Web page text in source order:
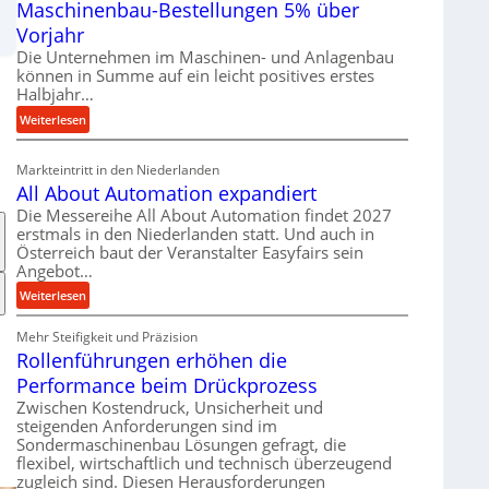
t
l
v
r
s
o
r
g
u
n
g
e
n
t
p
a
n
n
Maschinenbau-Bestellungen 5% über
Vorjahr
Die Unternehmen im Maschinen- und Anlagenbau
können in Summe auf ein leicht positives erstes
Halbjahr…
Weiterlesen:
M
c
h
i
n
e
n
a
u
-
B
e
s
t
Markteintritt in den Niederlanden
All About Automation expandiert
Die Messereihe All About Automation findet 2027
erstmals in den Niederlanden statt. Und auch in
Österreich baut der Veranstalter Easyfairs sein
Angebot…
Weiterlesen:
A
l
l
b
o
u
t
A
Mehr Steifigkeit und Präzision
Rollenführungen erhöhen die
Performance beim Drückprozess
Zwischen Kostendruck, Unsicherheit und
steigenden Anforderungen sind im
Sondermaschinenbau Lösungen gefragt, die
flexibel, wirtschaftlich und technisch überzeugend
zugleich sind. Diesen Herausforderungen